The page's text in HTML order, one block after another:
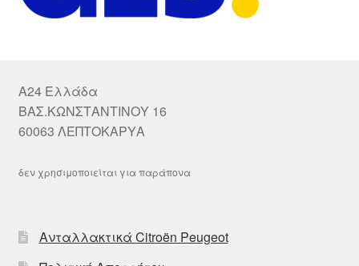
A24 Ελλάδα
ΒΑΣ.ΚΩΝΣΤΑΝΤΙΝΟΥ 16
60063 ΛΕΠΤΟΚΑΡΥΑ
δεν χρησιμοποιείται για παράπονα
Ανταλλακτικά Citroën Peugeot